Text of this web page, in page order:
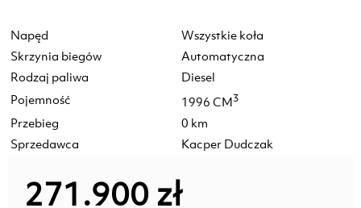
Napęd
Wszystkie koła
Skrzynia biegów
Automatyczna
Rodzaj paliwa
Diesel
Pojemność
1996 CM3
Przebieg
0 km
Sprzedawca
Kacper Dudczak
271.900 zł